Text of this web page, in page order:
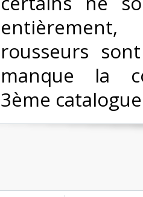
rousseurs
manque la
3ème